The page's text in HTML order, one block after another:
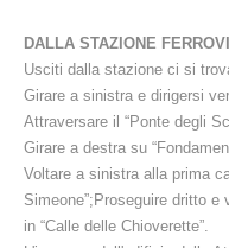
DALLA STAZIONE
Usciti dalla stazione ci si
Girare a sinistra e dirigersi
Attraversare il “Ponte degli
Girare a destra su
Voltare a sinistra alla prima
Simeone”;Proseguire dritto
in “Calle delle Chioverette”.